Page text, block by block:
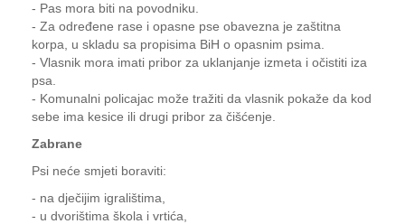
- Pas mora biti na povodniku.
- Za određene rase i opasne pse obavezna je zaštitna
korpa, u skladu sa propisima BiH o opasnim psima.
- Vlasnik mora imati pribor za uklanjanje izmeta i očistiti iza
psa.
- Komunalni policajac može tražiti da vlasnik pokaže da kod
sebe ima kesice ili drugi pribor za čišćenje.
Zabrane
Psi neće smjeti boraviti:
- na dječijim igralištima,
- u dvorištima škola i vrtića,